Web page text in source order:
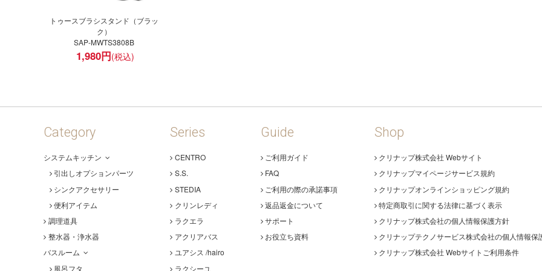
トゥースブラシスタンド（ブラッ
ク）
SAP-MWTS3808B
1,980円
Category
システムキッチン
引出しオプションパーツ
シンクアクセサリー
便利アイテム
調理道具
整水器・浄水器
バスルーム
風呂フタ
Series
CENTRO
S.S.
STEDIA
クリンレディ
ラクエラ
アクリアバス
ユアシス /hairo
ラクシーユ
Guide
ご利用ガイド
FAQ
ご利用の際の承諾事項
返品返金について
サポート
お役立ち資料
Shop
クリナップ株式会社 Webサイト
クリナップマイページサービス規約
クリナップオンラインショッピング規約
特定商取引に関する法律に基づく表示
クリナップ株式会社の個人情報保護方針
クリナップテクノサービス株式会社の個人情報保
クリナップ株式会社 Webサイトご利用条件